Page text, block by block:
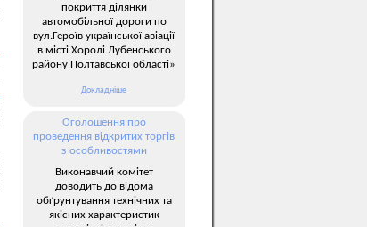
покриття ділянки
автомобільної дороги по
вул.Героїв української авіації
в місті Хоролі Лубенського
району Полтавської області»
Докладніше
Оголошення про
проведення відкритих торгів
з особливостями
Виконавчий комітет
доводить до відома
обґрунтування технічних та
якісних характеристик